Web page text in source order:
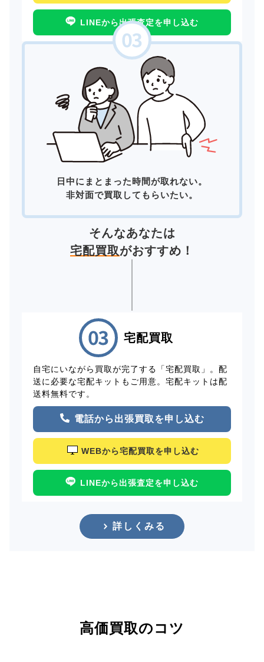
LINEから出張査定を申し込む
日中にまとまった時間が取れない。
非対面で買取してもらいたい。
そんなあなたは
宅配買取がおすすめ！
宅配買取
自宅にいながら買取が完了する「宅配買取」。配
送に必要な宅配キットもご用意。宅配キットは配
送料無料です。
電話から出張買取を申し込む
WEBから宅配買取を申し込む
LINEから出張査定を申し込む
詳しくみる
高価買取のコツ